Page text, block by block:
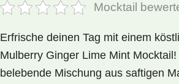
Mocktail
Erfrische deinen Tag mit einem
Mulberry Ginger Lime Mint
belebende Mischung aus saftigen